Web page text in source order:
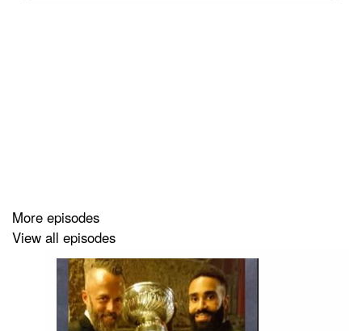
Enjoy
More episodes
View all episodes